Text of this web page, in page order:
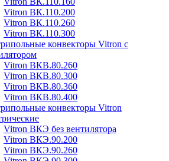
Vitron ВК.110.200
Vitron ВК.110.260
Vitron ВК.110.300
конвекторы Vitron с
Vitron ВКВ.80.260
Vitron ВКВ.80.300
Vitron ВКВ.80.360
Vitron ВКВ.80.400
конвекторы Vitron
Vitron ВКЭ без вентилятора
Vitron ВКЭ.90.200
Vitron ВКЭ.90.260